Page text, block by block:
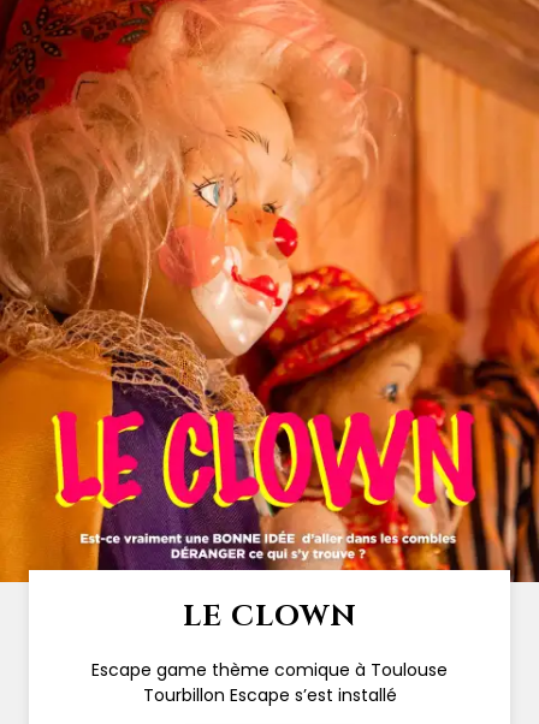
LE CLOWN
Escape game thème comique à Toulouse
Tourbillon Escape s’est installé